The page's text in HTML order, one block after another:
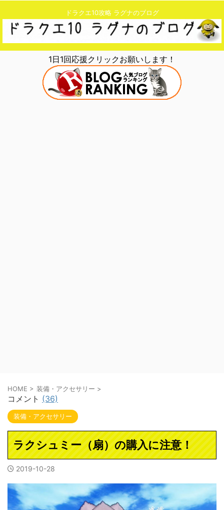
ドラクエ10攻略 ラグナのブログ
1日1回応援クリックお願いします！
HOME > 装備・アクセサリー >
コメント (36)
装備・アクセサリー
ラクシュミー（扇）の購入に注意！
2019-10-28